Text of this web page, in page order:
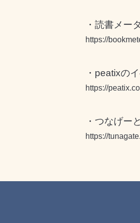
・読書メー
https://
・peatixの
https://
・つなげー
https://